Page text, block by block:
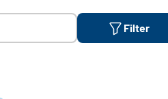
Filter